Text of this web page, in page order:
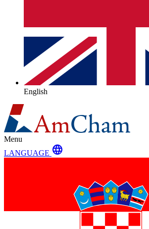
English
Menu
LANGUAGE language